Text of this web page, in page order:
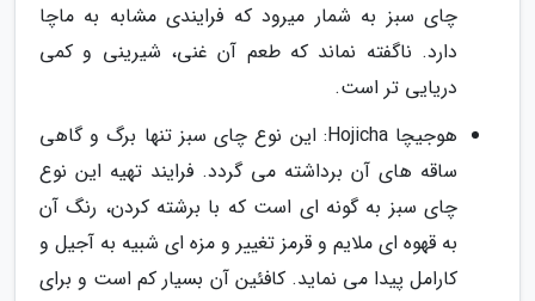
چای سبز به شمار میرود که فرایندی مشابه به ماچا
دارد. ناگفته نماند که طعم آن غنی، شیرینی و کمی
دریایی تر است.
هوجیچا Hojicha: این نوع چای سبز تنها برگ و گاهی
ساقه های آن برداشته می گردد. فرایند تهیه این نوع
چای سبز به گونه ای است که با برشته کردن، رنگ آن
به قهوه ای ملایم و قرمز تغییر و مزه ای شبیه به آجیل و
کارامل پیدا می نماید. کافئین آن بسیار کم است و برای